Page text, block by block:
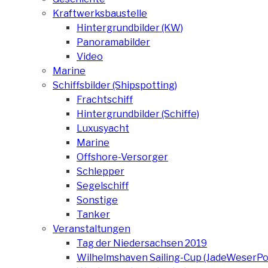
Kraftwerksbaustelle
Hintergrundbilder (KW)
Panoramabilder
Video
Marine
Schiffsbilder (Shipspotting)
Frachtschiff
Hintergrundbilder (Schiffe)
Luxusyacht
Marine
Offshore-Versorger
Schlepper
Segelschiff
Sonstige
Tanker
Veranstaltungen
Tag der Niedersachsen 2019
Wilhelmshaven Sailing-Cup